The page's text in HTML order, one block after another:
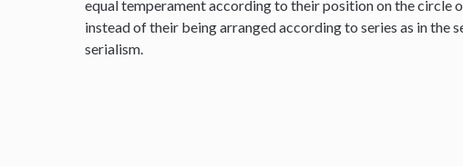
equal temperament according to their position on the circle
instead of their being arranged according to series as in the
serialism.